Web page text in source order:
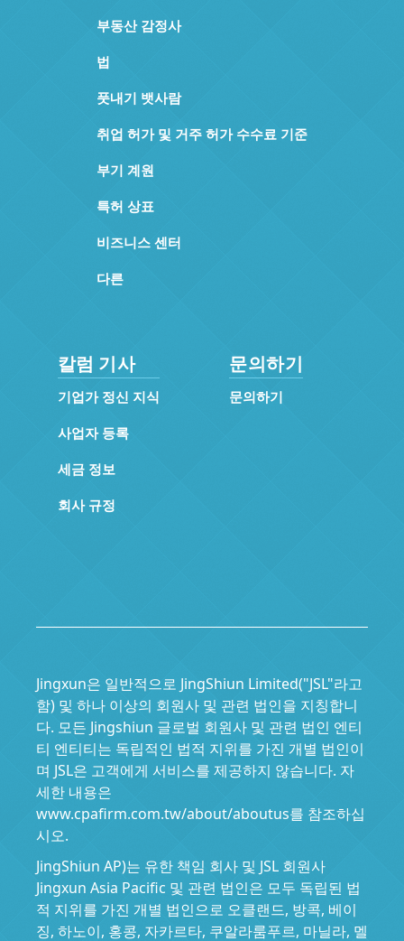
부동산 감정사
법
풋내기 뱃사람
취업 허가 및 거주 허가 수수료 기준
부기 계원
특허 상표
비즈니스 센터
다른
칼럼 기사
기업가 정신 지식
사업자 등록
세금 정보
회사 규정
문의하기
문의하기
Jingxun은 일반적으로 JingShiun Limited("JSL"라고
함) 및 하나 이상의 회원사 및 관련 법인을 지칭합니
다. 모든 Jingshiun 글로벌 회원사 및 관련 법인 엔티
티 엔티티는 독립적인 법적 지위를 가진 개별 법인이
며 JSL은 고객에게 서비스를 제공하지 않습니다. 자
세한 내용은
www.cpafirm.com.tw/about/aboutus를 참조하십
시오.
JingShiun AP)는 유한 책임 회사 및 JSL 회원사
Jingxun Asia Pacific 및 관련 법인은 모두 독립된 법
적 지위를 가진 개별 법인으로 오클랜드, 방콕, 베이
징, 하노이, 홍콩, 자카르타, 쿠알라룸푸르, 마닐라, 멜